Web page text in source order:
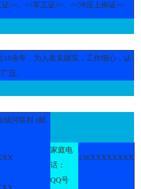
>>、<<车工证>>、<<冲压上岗证>>
10余年，为人老实踏实，工作细心，认
泛。
镇河联村 (邮
家庭电
话：
136XXXXXXXX
QQ号